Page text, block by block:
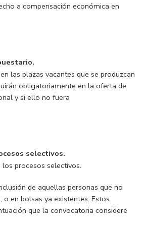
a compensación económica en
las plazas vacantes que se produzcan
obligatoriamente en la oferta de
y si ello no fuera
selectivos.
procesos selectivos.
de aquellas personas que no
en bolsas ya existentes. Estos
que la convocatoria considere